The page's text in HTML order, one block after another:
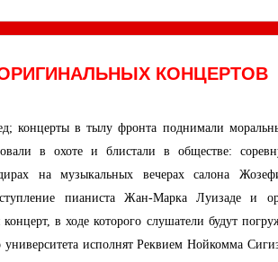
КОНЦЕРТОВ
концерты в тылу фронта поднимали
в охоте и блистали в обществе:
на музыкальных вечерах салона
пианиста Жан-Марка Луизаде и
в ходе которого слушатели будут
исполнят Реквием Нойкомма